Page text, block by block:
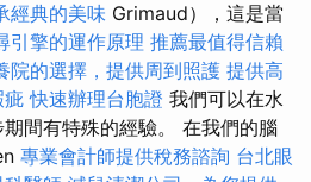
經典的美味 Grimaud），這是當
引擎的運作原理 推薦最值得信賴
院的選擇，提供周到照護 提供高
疵 快速辦理台胞證 我們可以在水
間有特殊的經驗。 在我們的腦
專業會計師提供稅務諮詢 台北眼